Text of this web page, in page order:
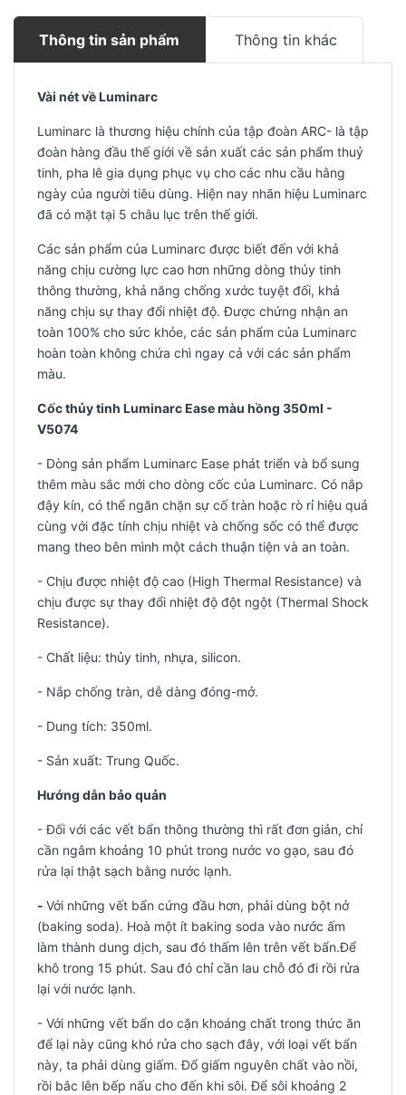
Thông tin sản phẩm Thông tin khác
Vài nét về Luminarc
Luminarc là thương hiệu chính của tập đoàn ARC- là tập
đoàn hàng đầu thế giới về sản xuất các sản phẩm thuỷ
tinh, pha lê gia dụng phục vụ cho các nhu cầu hằng
ngày của người tiêu dùng. Hiện nay nhãn hiệu Luminarc
đã có mặt tại 5 châu lục trên thế giới.
Các sản phẩm của Luminarc được biết đến với khả
năng chịu cường lực cao hơn những dòng thủy tinh
thông thường, khả năng chống xước tuyệt đối, khả
năng chịu sự thay đổi nhiệt độ. Được chứng nhận an
toàn 100% cho sức khỏe, các sản phẩm của Luminarc
hoàn toàn không chứa chì ngay cả với các sản phẩm
màu.
Cốc thủy tinh Luminarc Ease màu hồng 350ml -
V5074
- Dòng sản phẩm Luminarc Ease phát triển và bổ sung
thêm màu sắc mới cho dòng cốc của Luminarc. Có nắp
đậy kín, có thể ngăn chặn sự cố tràn hoặc rò rỉ hiệu quả
cùng với đặc tính chịu nhiệt và chống sốc có thể được
mang theo bên mình một cách thuận tiện và an toàn.
- Chịu được nhiệt độ cao (High Thermal Resistance) và
chịu được sự thay đổi nhiệt độ đột ngột (Thermal Shock
Resistance).
- Chất liệu: thủy tinh, nhựa, silicon.
- Nắp chống tràn, dễ dàng đóng-mở.
- Dung tích: 350ml.
- Sản xuất: Trung Quốc.
Hướng dẫn bảo quản
- Đối với các vết bẩn thông thường thì rất đơn giản, chỉ
cần ngâm khoảng 10 phút trong nước vo gạo, sau đó
rửa lại thật sạch bằng nước lạnh.
- Với những vết bẩn cứng đầu hơn, phải dùng bột nở
(baking soda). Hoà một ít baking soda vào nước ấm
làm thành dung dịch, sau đó thấm lên trên vết bẩn.Để
khô trong 15 phút. Sau đó chỉ cần lau chỗ đó đi rồi rửa
lại với nước lạnh.
- Với những vết bẩn do cặn khoáng chất trong thức ăn
để lại này cũng khó rửa cho sạch đây, với loại vết bẩn
này, ta phải dùng giấm. Đổ giấm nguyên chất vào nồi,
rồi bắc lên bếp nấu cho đến khi sôi. Để sôi khoảng 2